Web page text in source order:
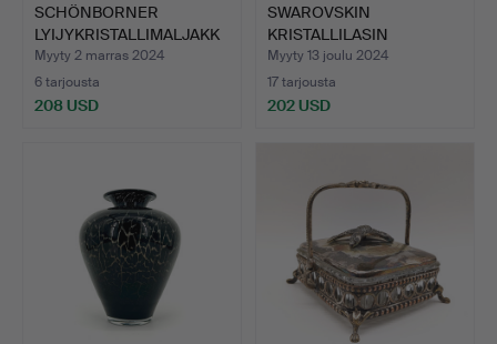
SCHÖNBORNER
LYIJYKRISTALLIMALJAKK
O - KÄSIN…
Myyty 2 marras 2024
6 tarjousta
208 USD
SWAROVSKIN
KRISTALLILASIN
HARMONIA VUODELT…
Myyty 13 joulu 2024
17 tarjousta
202 USD